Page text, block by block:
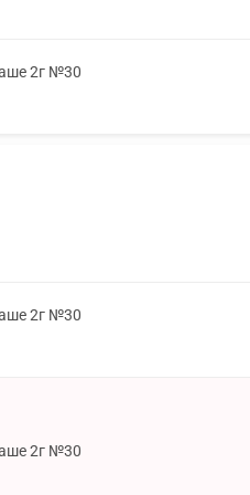
2г №30
2г №30
2г №30